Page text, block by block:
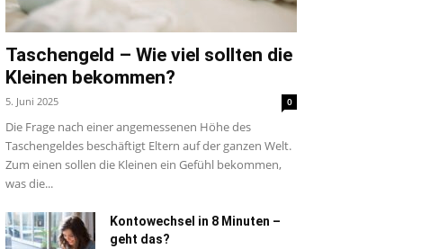
Taschengeld – Wie viel sollten die
Kleinen bekommen?
5. Juni 2025 0
Die Frage nach einer angemessenen Höhe des
Taschengeldes beschäftigt Eltern auf der ganzen Welt.
Zum einen sollen die Kleinen ein Gefühl bekommen,
was die...
Kontowechsel in 8 Minuten –
geht das?